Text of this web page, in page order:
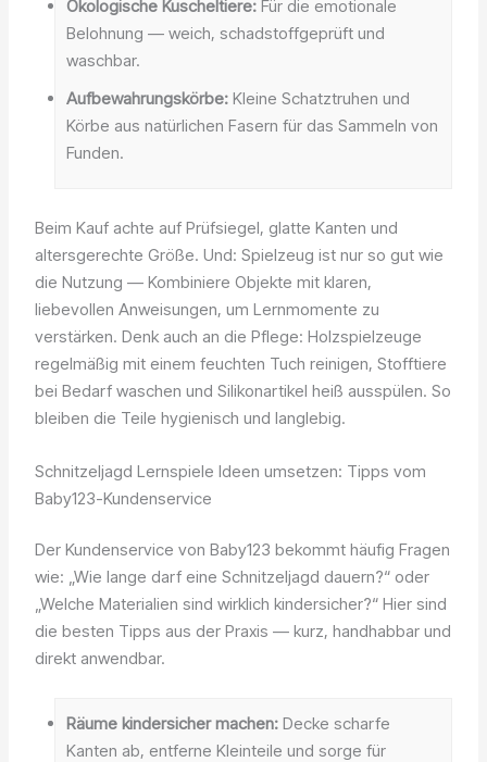
Ökologische Kuscheltiere: Für die emotionale
Belohnung — weich, schadstoffgeprüft und
waschbar.
Aufbewahrungskörbe: Kleine Schatztruhen und
Körbe aus natürlichen Fasern für das Sammeln von
Funden.
Beim Kauf achte auf Prüfsiegel, glatte Kanten und
altersgerechte Größe. Und: Spielzeug ist nur so gut wie
die Nutzung — Kombiniere Objekte mit klaren,
liebevollen Anweisungen, um Lernmomente zu
verstärken. Denk auch an die Pflege: Holzspielzeuge
regelmäßig mit einem feuchten Tuch reinigen, Stofftiere
bei Bedarf waschen und Silikonartikel heiß ausspülen. So
bleiben die Teile hygienisch und langlebig.
Schnitzeljagd Lernspiele Ideen umsetzen: Tipps vom
Baby123-Kundenservice
Der Kundenservice von Baby123 bekommt häufig Fragen
wie: „Wie lange darf eine Schnitzeljagd dauern?“ oder
„Welche Materialien sind wirklich kindersicher?“ Hier sind
die besten Tipps aus der Praxis — kurz, handhabbar und
direkt anwendbar.
Räume kindersicher machen: Decke scharfe
Kanten ab, entferne Kleinteile und sorge für